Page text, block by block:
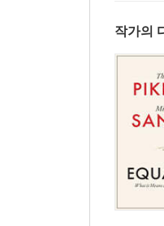
작가의